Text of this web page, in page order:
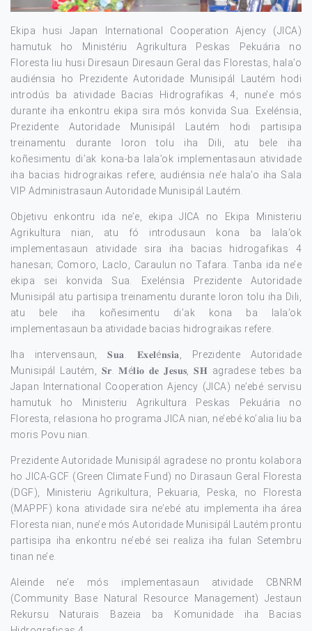
Ekipa husi Japan International Cooperation Ajency (JICA)
hamutuk ho Ministériu Agrikultura Peskas Pekuária no
Floresta liu husi Diresaun Diresaun Geral das Florestas, hala’o
audiénsia ho Prezidente Autoridade Munisipál Lautém hodi
introdús ba atividade Bacias Hidrografikas 4, nune’e mós
durante iha enkontru ekipa sira mós konvida Sua. Exelénsia,
Prezidente Autoridade Munisipál Lautém hodi partisipa
treinamentu durante loron tolu iha Dili, atu bele iha
koñesimentu di’ak kona-ba lala’ok implementasaun atividade
iha bacias hidrograikas refere, audiénsia ne’e hala’o iha Sala
VIP Administrasaun Autoridade Munisipál Lautém.
Objetivu enkontru ida ne’e, ekipa JICA no Ekipa Ministeriu
Agrikultura nian, atu fó introdusaun kona ba lala’ok
implementasaun atividade sira iha bacias hidrogafikas 4
hanesan; Comoro, Laclo, Caraulun no Tafara. Tanba ida ne’e
ekipa sei konvida Sua. Exelénsia Prezidente Autoridade
Munisipál atu partisipa treinamentu durante loron tolu iha Dili,
atu bele iha koñesimentu di’ak kona ba lala’ok
implementasaun ba atividade bacias hidrograikas refere.
Iha intervensaun, 𝐒𝐮𝐚. 𝐄𝐱𝐞𝐥é𝐧𝐬𝐢𝐚, Prezidente Autoridade
Munisipál Lautém, 𝐒𝐫. 𝐌é𝐥𝐢𝐨 𝐝𝐞 𝐉𝐞𝐬𝐮𝐬, 𝐒𝐇 agradese tebes ba
Japan International Cooperation Ajency (JICA) ne’ebé servisu
hamutuk ho Ministeriu Agrikultura Peskas Pekuária no
Floresta, relasiona ho programa JICA nian, ne’ebé ko’alia liu ba
moris Povu nian.
Prezidente Autoridade Munisipál agradese no prontu kolabora
ho JICA-GCF (Green Climate Fund) no Dirasaun Geral Floresta
(DGF), Ministeriu Agrikultura, Pekuaria, Peska, no Floresta
(MAPPF) kona atividade sira ne’ebé atu implementa iha área
Floresta nian, nune’e mós Autoridade Munisipál Lautém prontu
partisipa iha enkontru ne’ebé sei realiza iha fulan Setembru
tinan ne’e.
Aleinde ne’e mós implementasaun atividade CBNRM
(Community Base Natural Resource Management) Jestaun
Rekursu Naturais Bazeia ba Komunidade iha Bacias